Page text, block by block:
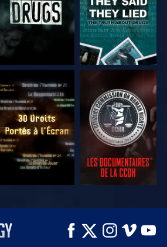
REGARDER REGARDER
REGARDER
DÉCOUVRIR LES
SÉRIES